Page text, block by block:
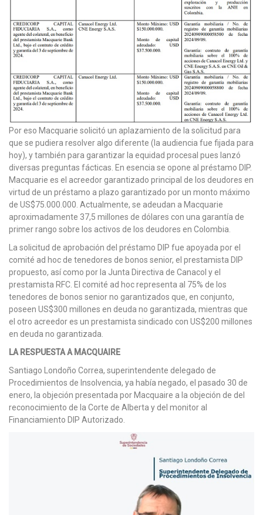
Por eso Macquarie solicitó un aplazamiento de la solicitud para
que se pudiera resolver algo diferente (la audiencia fue fijada para
hoy), y también para garantizar la equidad procesal pues lanzó
diversas preguntas fácticas. En esencia se opone al préstamo DIP.
Macquarie es el acreedor garantizado principal de los deudores en
virtud de un préstamo a plazo garantizado por un monto máximo
de US$75.000.000. Actualmente, se adeudan a Macquarie
aproximadamente 37,5 millones de dólares con una garantía de
primer rango sobre los activos de los deudores en Colombia.
La solicitud de aprobación del préstamo DIP fue apoyada por el
comité ad hoc de tenedores de bonos senior, el prestamista DIP
propuesto, así como por la Junta Directiva de Canacol y el
prestamista RFC. El comité ad hoc representa al 75% de los
tenedores de bonos senior no garantizados que, en conjunto,
poseen US$300 millones en deuda no garantizada, mientras que
el otro acreedor es un prestamista sindicado con US$200 millones
en deuda no garantizada.
LA RESPUESTA A MACQUAIRE
Santiago Londoño Correa, superintendente delegado de
Procedimientos de Insolvencia, ya había negado, el pasado 30 de
enero, la objeción presentada por Macquaire a la objeción de del
reconocimiento de la Corte de Alberta y del monitor al
Financiamiento DIP Autorizado.